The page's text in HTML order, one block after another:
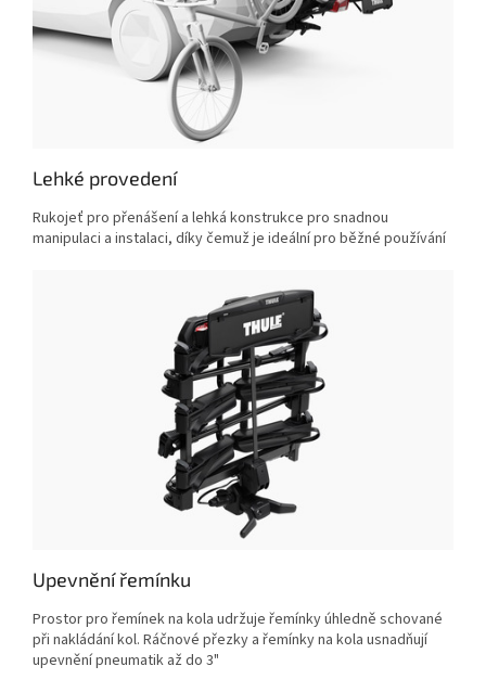
Lehké provedení
Rukojeť pro přenášení a lehká konstrukce pro snadnou
manipulaci a instalaci, díky čemuž je ideální pro běžné používání
Upevnění řemínku
Prostor pro řemínek na kola udržuje řemínky úhledně schované
při nakládání kol. Ráčnové přezky a řemínky na kola usnadňují
upevnění pneumatik až do 3"